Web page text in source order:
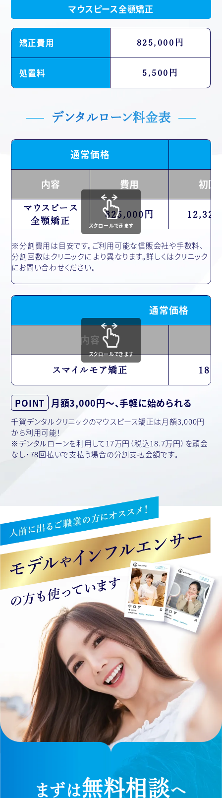
マウスピース全顎矯正
矯正費用 825,000円
処置料 5,500円
デンタルローン料金表
通常価格
内容 費用 初回
マウスピース
全顎矯正
825,000円 12,320
※分割費用は目安です。ご利用可能な信販会社や手数料、
分割回数はクリニックに より異なります。詳しくはクリニック
にお問い合わせください。
スクロールできます
通常価格
内容
スマイルモア矯正
スクロールできます
POINT 月額3,000円〜、手軽に始められる
千賀デンタルクリニックのマウスピース矯正は月額3,000円
から利用可能！
※デンタルローンを利用して17万円（税込18.7万円）を頭金
なし・78回払いで支払う場合の分割支払金額です。
まずは無料相談へ